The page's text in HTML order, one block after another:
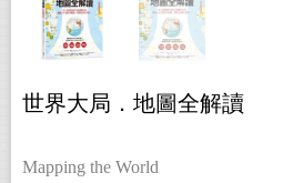
世界大局．地圖全解讀
Mapping the World